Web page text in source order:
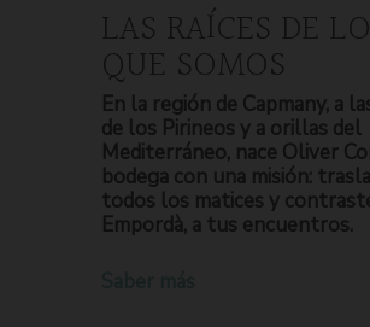
LAS RAÍCES DE LO
QUE SOMOS
En la región de Capmany, a
de los Pirineos y a orillas del
Mediterráneo, nace Oliver
bodega con una misión:
todos los matices y
Empordà, a tus encuentros.